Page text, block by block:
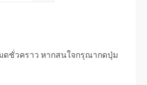
ดชั่วคราว หากสนใจกรุณากดปุ่ม